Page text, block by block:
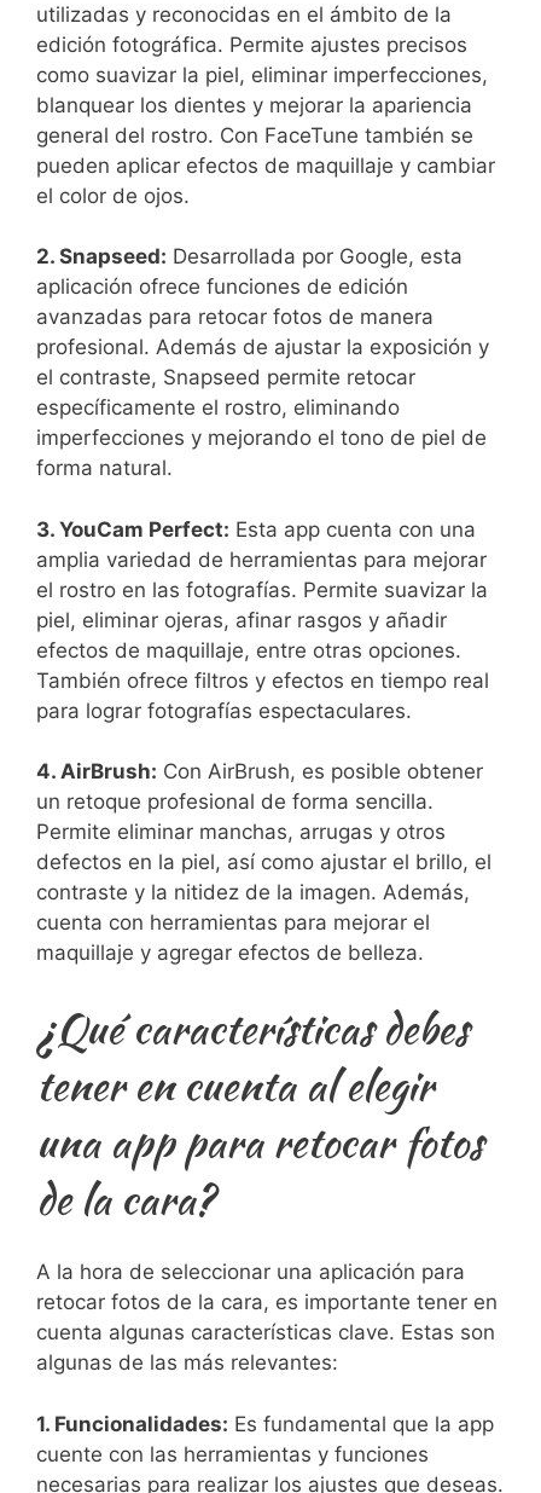
utilizadas y reconocidas en el ámbito de la
edición fotográfica. Permite ajustes precisos
como suavizar ⁣la piel, eliminar imperfecciones,
blanquear los dientes y mejorar la apariencia
general del rostro. Con FaceTune también se
‍pueden aplicar efectos de maquillaje y cambiar
el ⁤color de ojos.
2. Snapseed: Desarrollada por Google, esta
aplicación ofrece funciones de edición⁢
avanzadas para retocar fotos de⁢ manera
profesional. Además ‌de ajustar la exposición y
el⁣ contraste, Snapseed permite retocar
específicamente el rostro, eliminando
imperfecciones y mejorando el tono⁢ de‍ piel⁢ de
forma natural.
3. YouCam⁣ Perfect: Esta ⁣app cuenta con una
amplia variedad de herramientas​ para mejorar
el rostro en las ​fotografías. Permite suavizar la
piel, eliminar ojeras, afinar ⁣rasgos y añadir
efectos de maquillaje, entre otras opciones.
También ofrece ⁤filtros‌ y ‌efectos en tiempo real
para‍ lograr fotografías espectaculares.
4.‍ AirBrush: Con AirBrush,‍ es posible obtener
un retoque profesional de forma sencilla.
Permite ‍eliminar manchas, arrugas y otros
‍defectos en la⁤ piel, así como ajustar el ⁢brillo, el
⁤contraste y‌ la nitidez de la imagen. Además,
⁢cuenta con herramientas para mejorar el
maquillaje​ y agregar efectos⁢ de belleza.
¿Qué características debes
tener en ‍cuenta al elegir
una app para‌ retocar fotos
de la cara?
A la hora de seleccionar una aplicación para
retocar fotos de ⁣la‍ cara, es importante tener en
cuenta algunas características clave. Estas⁢ son
algunas de ⁢las más relevantes:
1. Funcionalidades: Es fundamental que la app
cuente con las⁢ herramientas y funciones
necesarias‌ para realizar los ajustes que deseas.